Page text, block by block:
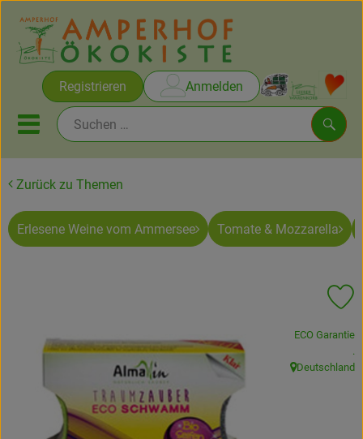
Registrieren Anmelden
Mobiles Menu öffnen oder
Rezepte
Obst & Gemüse
Frisches
Angebote
Zurück zu Themen
Erlesene Weine vom Ammersee Tomate & Mozzarella
, Verband:
ECO Garantie
,
.
, Herkunft:
Deutschland